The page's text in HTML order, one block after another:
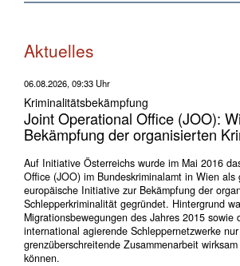
Aktuelles
06.08.2026, 09:33 Uhr
Kriminalitätsbekämpfung
Joint Operational Office (JOO):
Bekämpfung der organisierten
Auf Initiative Österreichs wurde im Mai 2016
Office (JOO) im Bundeskriminalamt in Wien als
europäische Initiative zur Bekämpfung der
Schlepperkriminalität gegründet. Hintergrund
Migrationsbewegungen des Jahres 2015 sowie
international agierende Schleppernetzwerke
grenzüberschreitende Zusammenarbeit
können.